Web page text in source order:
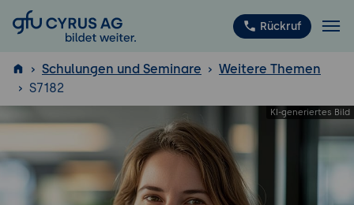
GFU Cyrus AG Rückruf
ISTQB ®
Schulungen und Seminare
Weitere Themen
S7182